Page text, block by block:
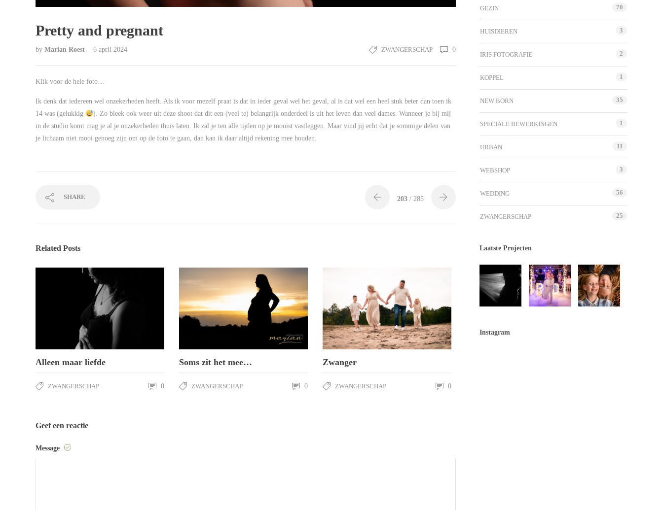
Pretty and pregnant
by Marian Roest 6 april 2024 ZWANGERSCHAP 0
Klik voor de hele foto…
Ik denk dat iedereen wel onzekerheden heeft. Als ik voor mezelf praat is dat in ieder geval wel het geval, al is dat wel een heel stuk beter dan toen ik
14 was (gelukkig
). Zo bleek ook weer uit deze shoot dat dit een (veel te) belangrijk onderdeel is uit het leven dan veel dames. Wanneer je bij mij
in de studio komt mag je al je onzekerheden thuis laten. Ik zal je ten alle tijden op je mooist vastleggen. Maar vind jij echt dat je sommige delen van
je lichaam niet mooi genoeg zijn om op de foto te gaan, dan kan ik daar altijd rekening mee houden.
SHARE 203 / 285
Related Posts
Alleen maar liefde
ZWANGERSCHAP 0
Soms zit het mee…
ZWANGERSCHAP 0
Zwanger
ZWANGERSCHAP 0
Geef een reactie
Message
GEZIN 70
HUISDIEREN 3
IRIS FOTOGRAFIE 2
KOPPEL 1
NEW BORN 35
SPECIALE BEWERKINGEN 1
URBAN 11
WEBSHOP 3
WEDDING 56
ZWANGERSCHAP 25
Laatste Projecten
Instagram